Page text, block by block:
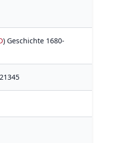
) Geschichte 1680-